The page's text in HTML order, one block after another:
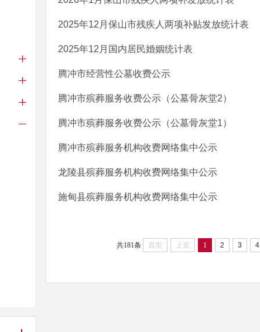
2025年12月保山市残疾人两项补贴发放统计表
2025年12月国内居民婚姻统计表
腾冲市经营性公墓收费公示
腾冲市殡葬服务收费公示（公墓骨灰堂2）
腾冲市殡葬服务收费公示（公墓骨灰堂1）
腾冲市殡葬服务机构收费网络集中公示
龙陵县殡葬服务机构收费网络集中公示
施甸县殡葬服务机构收费网络集中公示
共181条 首页 上页 1 2 3 4